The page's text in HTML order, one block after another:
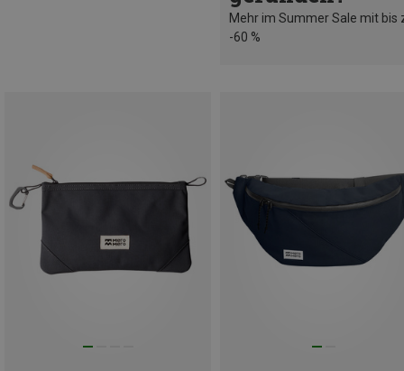
Mehr im Summer Sale mit bis
-60 %